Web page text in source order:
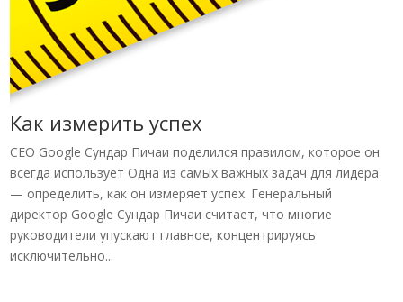
Как измерить успех
CEO Google Сундар Пичаи поделился правилом, которое он
всегда использует Одна из самых важных задач для лидера
— определить, как он измеряет успех. Генеральный
директор Google Сундар Пичаи считает, что многие
руководители упускают главное, концентрируясь
исключительно...